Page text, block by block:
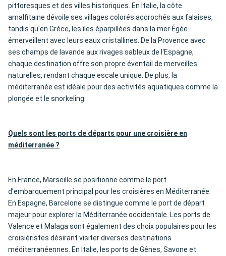
pittoresques et des villes historiques. En Italie, la côte
amalfitaine dévoile ses villages colorés accrochés aux falaises,
tandis qu'en Grèce, les îles éparpillées dans la mer Égée
émerveillent avec leurs eaux cristallines. De la Provence avec
ses champs de lavande aux rivages sableux de l'Espagne,
chaque destination offre son propre éventail de merveilles
naturelles, rendant chaque escale unique. De plus, la
méditerranée est idéale pour des activités aquatiques comme la
plongée et le snorkeling.
Quels sont les ports de départs pour une croisière en
méditerranée ?
En France, Marseille se positionne comme le port
d’embarquement principal pour les croisières en Méditerranée.
En Espagne, Barcelone se distingue comme le port de départ
majeur pour explorer la Méditerranée occidentale. Les ports de
Valence et Malaga sont également des choix populaires pour les
croisiéristes désirant visiter diverses destinations
méditerranéennes. En Italie, les ports de Gênes, Savone et